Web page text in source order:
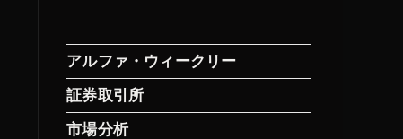
アルファ・ウィークリー
証券取引所
市場分析